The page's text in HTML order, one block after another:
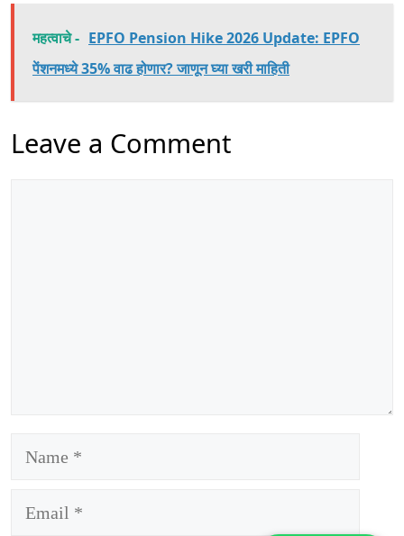
महत्वाचे - EPFO Pension Hike 2026 Update: EPFO
पेंशनमध्ये 35% वाढ होणार? जाणून घ्या खरी माहिती
Leave a Comment
Name
Email